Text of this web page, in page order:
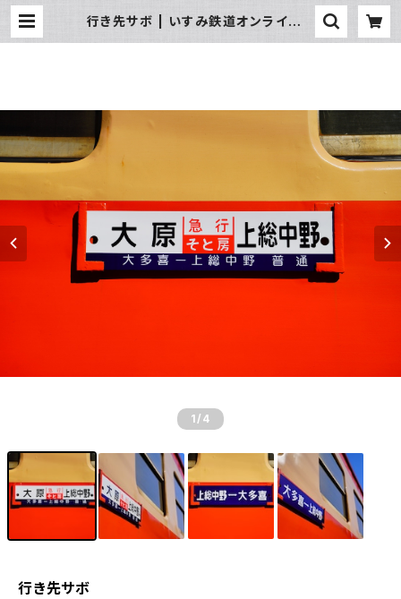
行き先サボ | いすみ鉄道オンラインス
1 /4
行き先サボ